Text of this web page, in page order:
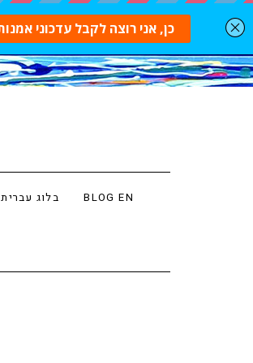
בלוג עברית BLOG EN